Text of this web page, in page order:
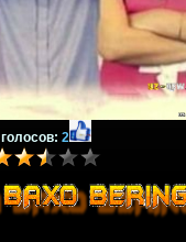
голосов: 2